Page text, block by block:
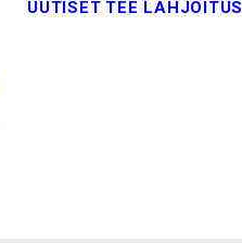
UUTISET TEE LAHJOITUS